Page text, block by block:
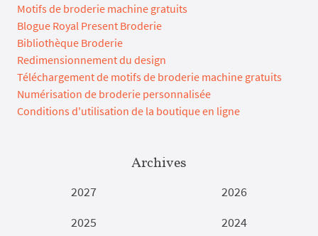
Motifs de broderie machine gratuits
Blogue Royal Present Broderie
Bibliothèque Broderie
Redimensionnement du design
Téléchargement de motifs de broderie machine gratuits
Numérisation de broderie personnalisée
Conditions d'utilisation de la boutique en ligne
Archives
2027
2026
2025
2024